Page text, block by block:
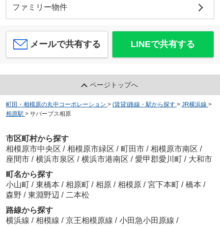
ファミリー物件
メールで共有する LINEで共有する
ページトップへ
町田・相模原の丸中コーポレーション > (賃貸)路線・駅から探す > JR横浜線 >
相原駅 > サバーブス相原
市区町村から探す
相模原市中央区 / 相模原市緑区 / 町田市 / 相模原市南区 /
座間市 / 横浜市泉区 / 横浜市港南区 / 愛甲郡愛川町 / 大和市
町名から探す
小山町 / 東橋本 / 相原町 / 相原 / 相模原 / 宮下本町 / 橋本 /
森野 / 東淵野辺 / 二本松
路線から探す
横浜線 / 相模線 / 京王相模原線 / 小田急小田原線 /